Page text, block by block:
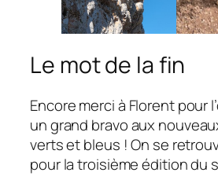
Le mot de la fin
Encore merci à Florent pour
un grand bravo aux
verts et bleus ! On se
pour la troisième édition du